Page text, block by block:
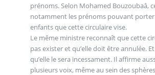
prénoms. Selon Mohamed Bouzoubaâ,
notamment les prénoms pouvant
enfants que cette circulaire vise.
Le même ministre reconnaît que cette
pas exister et qu’elle doit être annulée.
qu’elle le sera incessament. Il affirme
plusieurs voix, même au sein des